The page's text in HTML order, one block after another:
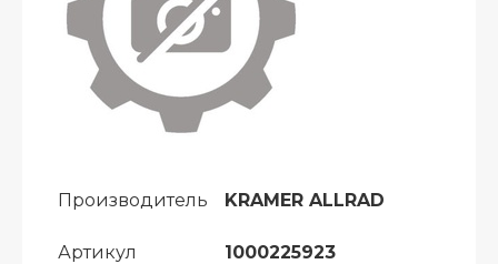
Производитель KRAMER ALLRAD
Артикул 1000225923